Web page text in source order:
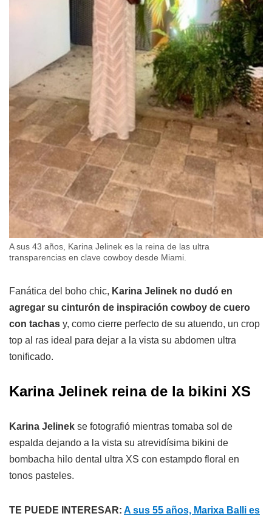
A sus 43 años, Karina Jelinek es la reina de las ultra
transparencias en clave cowboy desde Miami.
Fanática del boho chic, Karina Jelinek no dudó en
agregar su cinturón de inspiración cowboy de cuero
con tachas y, como cierre perfecto de su atuendo, un crop
top al ras ideal para dejar a la vista su abdomen ultra
tonificado.
Karina Jelinek reina de la bikini XS
Karina Jelinek se fotografió mientras tomaba sol de
espalda dejando a la vista su atrevidísima bikini de
bombacha hilo dental ultra XS con estampdo floral en
tonos pasteles.
TE PUEDE INTERESAR: A sus 55 años, Marixa Balli es